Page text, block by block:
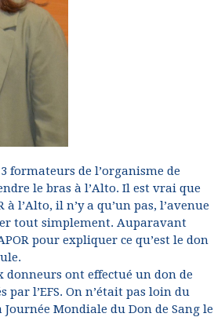
formateurs de l’organisme de
le bras à l’Alto. Il est vrai que
l’Alto, il n’y a qu’un pas, l’avenue
tout simplement. Auparavant
pour expliquer ce qu’est le don
donneurs ont effectué un don de
l’EFS. On n’était pas loin du
Mondiale du Don de Sang le